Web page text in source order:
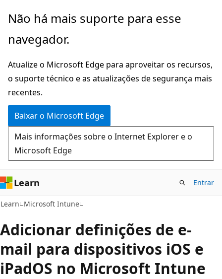
Pular
o
principal
Não há mais suporte para esse
navegador.
Atualize o Microsoft Edge para aproveitar os recursos,
o suporte técnico e as atualizações de segurança mais
recentes.
Baixar o Microsoft Edge
Mais informações sobre o Internet Explorer e o
Microsoft Edge
Learn Entrar
Learn Microsoft Intune
Adicionar definições de e-
mail para dispositivos iOS e
iPadOS no Microsoft Intune